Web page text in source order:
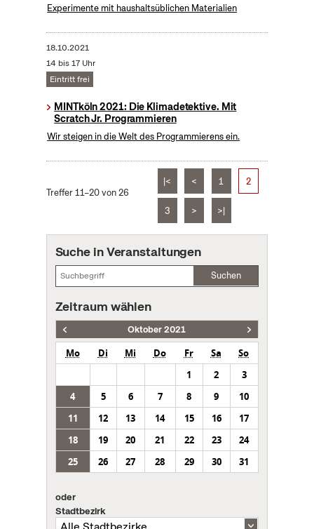
Experimente mit haushaltsüblichen Materialien
18.10.2021
14 bis 17 Uhr
Eintritt frei
MINTköln 2021: Die Klimadetektive. Mit
Scratch Jr. Programmieren
Wir steigen in die Welt des Programmierens ein.
Treffer 11–20 von 26
|< < 1 2
3 > >|
Suche in Veranstaltungen
Suchen
Zeitraum wählen
Oktober 2021
Mo Di Mi Do Fr Sa
So
1
2
3
4
5 6 7 8 9
10
11
12 13 14 15 16
17
18
19 20 21 22 23
24
25
26 27 28 29 30 31
oder
Stadtbezirk